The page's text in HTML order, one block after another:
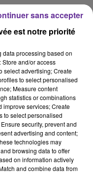
MAJED AL MOUHANDES
Ya Aghla Men Errouh
2024
est notre priorité
data processing based on
and/or access
select advertising; Create
to select personalised
Measure content
statistics or combinations
improve services; Create
to select personalised
security, prevent and
advertising and content;
technologies may
browsing data to offer
on information actively
and combine data from
sans accepter